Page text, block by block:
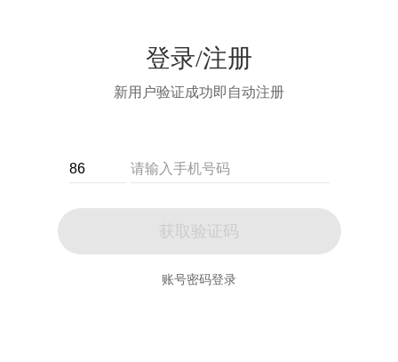
登录/注册
新用户验证成功即自动注册
获取验证码
账号密码登录